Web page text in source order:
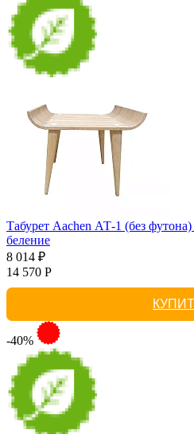
Табурет Aachen АТ-1 (без
беление
8 014 ₽
14 570 Р
-40%